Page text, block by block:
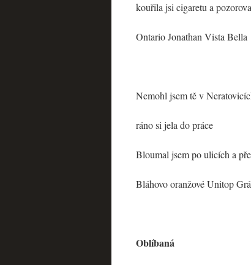
kouřila jsi cigaretu a
Ontario Jonathan Vista Bella
Nemohl jsem tě v
ráno si jela do práce
Bloumal jsem po ulicích a
Bláhovo oranžové Unitop
Oblíbaná